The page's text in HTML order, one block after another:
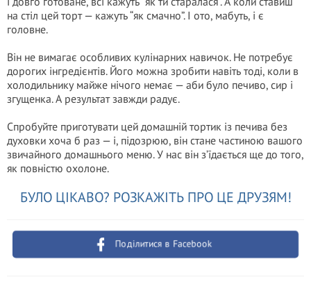
на стіл цей торт — кажуть “як смачно”. І ото, мабуть, і є
головне.
Він не вимагає особливих кулінарних навичок. Не потребує
дорогих інгредієнтів. Його можна зробити навіть тоді, коли в
холодильнику майже нічого немає — аби було печиво, сир і
згущенка. А результат завжди радує.
Спробуйте приготувати цей домашній тортик із печива без
духовки хоча б раз — і, підозрюю, він стане частиною вашого
звичайного домашнього меню. У нас він з’їдається ще до того,
як повністю охолоне.
БУЛО ЦІКАВО? РОЗКАЖІТЬ ПРО ЦЕ ДРУЗЯМ!
Поділитися в Facebook